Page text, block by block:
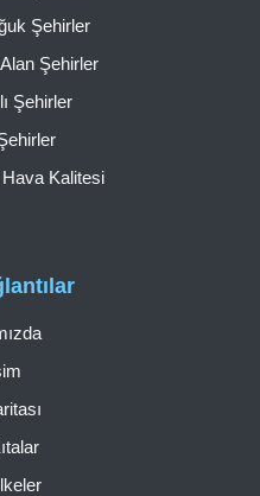
Şehirler
Şehirler
Şehirler
Kalitesi